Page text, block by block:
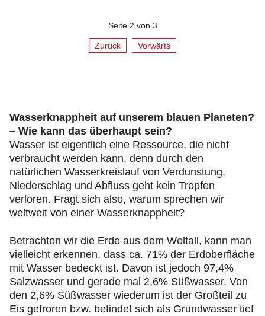
Seite 2 von 3
Zurück Vorwärts
Wasserknappheit auf unserem blauen Planeten?
– Wie kann das überhaupt sein?
Wasser ist eigentlich eine Ressource, die nicht
verbraucht werden kann, denn durch den
natürlichen Wasserkreislauf von Verdunstung,
Niederschlag und Abfluss geht kein Tropfen
verloren. Fragt sich also, warum sprechen wir
weltweit von einer Wasserknappheit?
Betrachten wir die Erde aus dem Weltall, kann man
vielleicht erkennen, dass ca. 71% der Erdoberfläche
mit Wasser bedeckt ist. Davon ist jedoch 97,4%
Salzwasser und gerade mal 2,6% Süßwasser. Von
den 2,6% Süßwasser wiederum ist der Großteil zu
Eis gefroren bzw. befindet sich als Grundwasser tief